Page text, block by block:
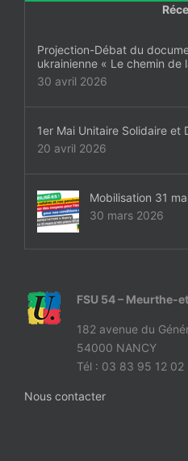
Projection-Débat du
ukrainienne « Le chemin de
30 avril 2026
1er Mai Unitaire Solidaire et
20 avril 2026
Mobilisation 31
30 mars 2026
FSU 54 – Meurthe-
182 avenue du
54000 NANCY
Tél : 03 83 95 12 02
Nous contacter